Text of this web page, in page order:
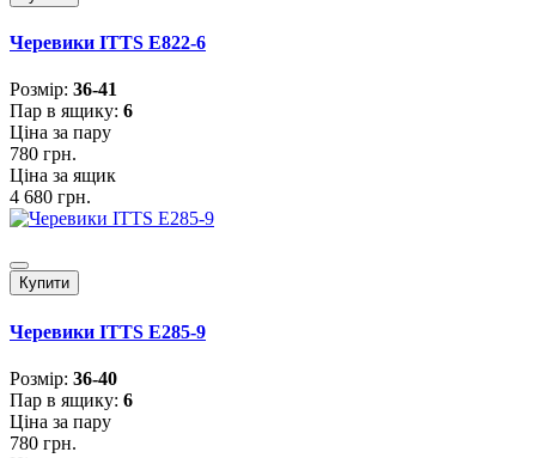
Черевики ITTS E822-6
Розмiр: 36-41
Пар в ящику: 6
Ціна за пару
780 грн.
Ціна за ящик
4 680 грн.
Купити
Черевики ITTS E285-9
Розмiр: 36-40
Пар в ящику: 6
Ціна за пару
780 грн.